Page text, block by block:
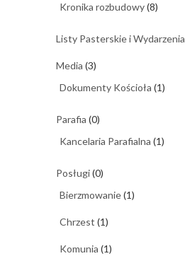
Kronika rozbudowy(8)
Listy Pasterskie i Wydarzenia
Media (3)
Dokumenty Kościoła (1)
Parafia (0)
Kancelaria Parafialna (1)
Posługi(0)
Bierzmowanie(1)
Chrzest (1)
Komunia (1)